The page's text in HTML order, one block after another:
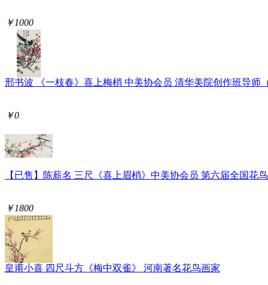
￥1000
邢书波 《一枝春》喜上梅梢 中美协会员 清华美院创作班导师
￥0
【已售】陈薪名 三尺《喜上眉梢》中美协会员 第六届全国花
￥1800
皇甫小喜 四尺斗方《梅中双雀》 河南著名花鸟画家